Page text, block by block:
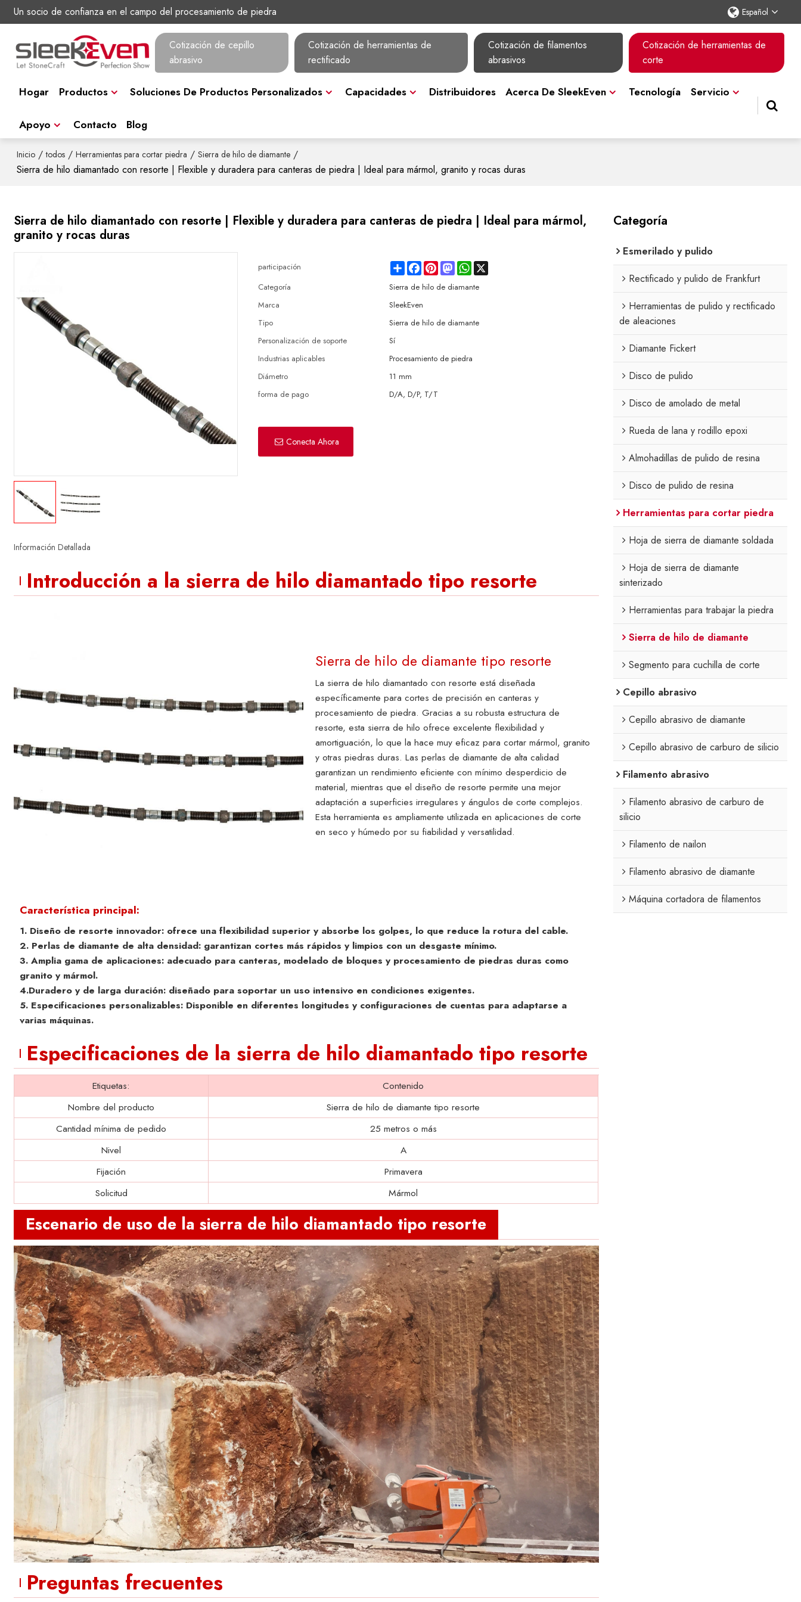
Un socio de confianza en el campo del procesamiento de piedra Español
Cotización de cepillo
abrasivo
Cotización de herramientas de
rectificado
Cotización de filamentos
abrasivos
Cotización de herramientas de
corte
Hogar Productos Soluciones De Productos Personalizados Capacidades Distribuidores Acerca De SleekEven Tecnología Servicio
Apoyo Contacto Blog
Inicio / todos / Herramientas para cortar piedra / Sierra de hilo de diamante /
Sierra de hilo diamantado con resorte | Flexible y duradera para canteras de piedra | Ideal para mármol, granito y rocas duras
Sierra de hilo diamantado con resorte | Flexible y duradera para canteras de piedra | Ideal para mármol,
granito y rocas duras
participación ShareFacebookPinterestMastodonWhatsApp
Categoría
Sierra de hilo de diamante
Marca
SleekEven
Tipo
Sierra de hilo de diamante
Personalización de soporte
Sí
Industrias aplicables
Procesamiento de piedra
Diámetro
11 mm
forma de pago
D/A, D/P, T/T
Conecta Ahora
Información Detallada
Introducción a la sierra de hilo diamantado tipo resorte
Sierra de hilo de diamante tipo resorte
La sierra de hilo diamantado con resorte está diseñada
específicamente para cortes de precisión en canteras y
procesamiento de piedra. Gracias a su robusta estructura de
resorte, esta sierra de hilo ofrece excelente flexibilidad y
amortiguación, lo que la hace muy eficaz para cortar mármol, granito
y otras piedras duras. Las perlas de diamante de alta calidad
garantizan un rendimiento eficiente con mínimo desperdicio de
material, mientras que el diseño de resorte permite una mejor
adaptación a superficies irregulares y ángulos de corte complejos.
Esta herramienta es ampliamente utilizada en aplicaciones de corte
en seco y húmedo por su fiabilidad y versatilidad.
Característica principal:
1. Diseño de resorte innovador: ofrece una flexibilidad superior y absorbe los golpes, lo que reduce la rotura del cable.
2. Perlas de diamante de alta densidad: garantizan cortes más rápidos y limpios con un desgaste mínimo.
3. Amplia gama de aplicaciones: adecuado para canteras, modelado de bloques y procesamiento de piedras duras como
granito y mármol.
4.Duradero y de larga duración: diseñado para soportar un uso intensivo en condiciones exigentes.
5. Especificaciones personalizables: Disponible en diferentes longitudes y configuraciones de cuentas para adaptarse a
varias máquinas.
Especificaciones de la sierra de hilo diamantado tipo resorte
Etiquetas:
Contenido
Nombre del producto
Sierra de hilo de diamante tipo resorte
Cantidad mínima de pedido
25 metros o más
Nivel
A
Fijación
Primavera
Solicitud
Mármol
Escenario de uso de la sierra de hilo diamantado tipo resorte
Preguntas frecuentes
Categoría
Esmerilado y pulido
Rectificado y pulido de Frankfurt
Herramientas de pulido y rectificado
de aleaciones
Diamante Fickert
Disco de pulido
Disco de amolado de metal
Rueda de lana y rodillo epoxi
Almohadillas de pulido de resina
Disco de pulido de resina
Herramientas para cortar piedra
Hoja de sierra de diamante soldada
Hoja de sierra de diamante
sinterizado
Herramientas para trabajar la piedra
Sierra de hilo de diamante
Segmento para cuchilla de corte
Cepillo abrasivo
Cepillo abrasivo de diamante
Cepillo abrasivo de carburo de silicio
Filamento abrasivo
Filamento abrasivo de carburo de
silicio
Filamento de nailon
Filamento abrasivo de diamante
Máquina cortadora de filamentos